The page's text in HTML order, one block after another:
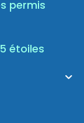
permis
étoiles